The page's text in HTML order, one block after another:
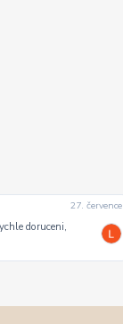
27. července
doruceni,